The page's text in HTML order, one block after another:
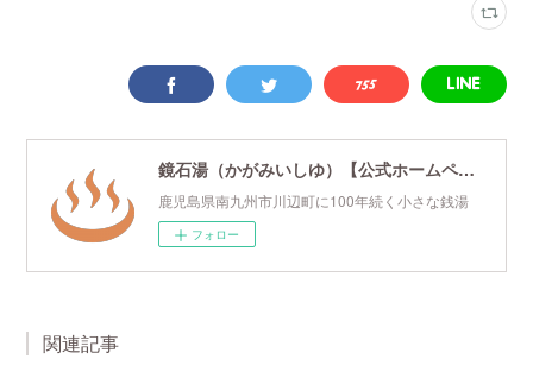
鏡石湯（かがみいしゆ）【公式ホームページ】
鹿児島県南九州市川辺町に100年続く小さな銭湯
フォロー
関連記事